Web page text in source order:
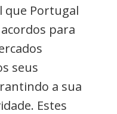
que Portugal
para
seus
a sua
Estes